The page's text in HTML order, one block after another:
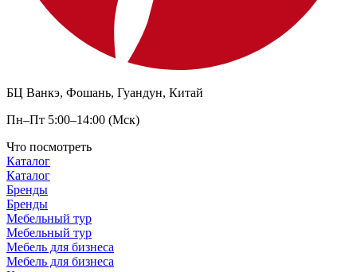
БЦ Ванкэ, Фошань, Гуандун, Китай
Пн–Пт 5:00–14:00 (Мск)
Что посмотреть
Каталог
Каталог
Бренды
Бренды
Мебельный тур
Мебельный тур
Мебель для бизнеса
Мебель для бизнеса